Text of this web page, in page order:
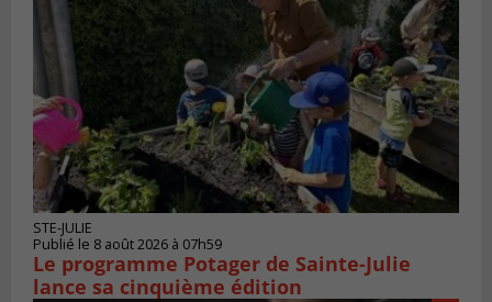
STE-JULIE
Publié le 8 août 2026 à 07h59
Le programme Potager de Sainte-Julie
lance sa cinquième édition